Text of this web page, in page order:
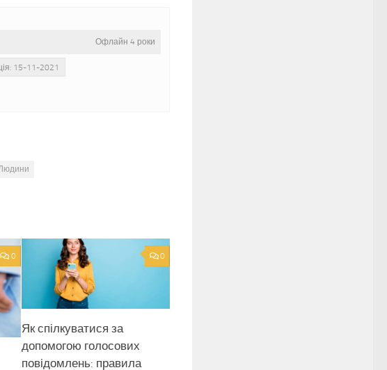
Офлайн 4 роки
15-11-2021
0 0
Як спілкуватися за
допомогою голосових
повідомлень: правила